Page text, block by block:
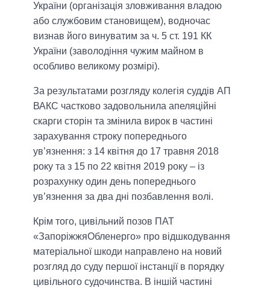
України (організація зловживання владою
або службовим становищем), водночас
визнав його винуватим за ч. 5 ст. 191 КК
України (заволодіння чужим майном в
особливо великому розмірі).
За результатами розгляду колегія суддів АП
ВАКС частково задовольнила апеляційні
скарги сторін та змінила вирок в частині
зарахування строку попереднього
ув’язнення: з 14 квітня до 17 травня 2018
року та з 15 по 22 квітня 2019 року – із
розрахунку один день попереднього
ув’язнення за два дні позбавлення волі.
Крім того, цивільний позов ПАТ
«ЗапоріжжяОбленерго» про відшкодування
матеріальної шкоди направлено на новий
розгляд до суду першої інстанції в порядку
цивільного судочинства. В іншій частині